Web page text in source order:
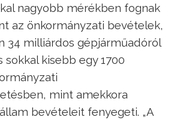
nagyobb mérékben fognak
az önkormányzati bevételek,
34 milliárdos gépjárműadóról
kisebb egy 1700
mint amekkora
bevételeit fenyegeti. „A